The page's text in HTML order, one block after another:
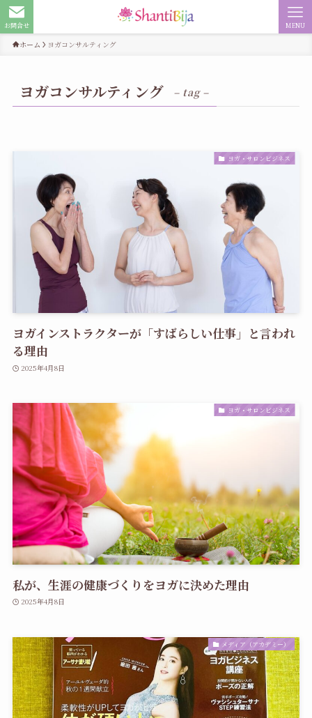
お問合せ MENU
ホーム ヨガコンサルティング
ヨガコンサルティング – tag –
ヨガ・サロンビジネス
ヨガインストラクターが「すばらしい仕事」と言われ
る理由
2025年4月8日
ヨガ・サロンビジネス
私が、生涯の健康づくりをヨガに決めた理由
2025年4月8日
メディア（アカデミー）